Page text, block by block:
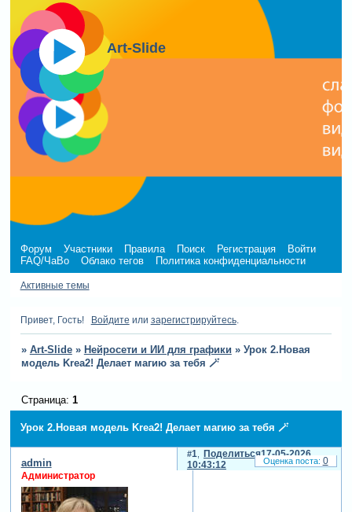
Art-Slide
Форум Участники Правила Поиск Регистрация
Войти
FAQ/ЧаВо
Облако тегов Политика конфиденциальности
Активные темы
Привет, Гость! Войдите или зарегистрируйтесь.
» Art-Slide » Нейросети и ИИ для графики » Урок 2.Новая
модель Krea2! Делает магию за тебя 🪄
Урок 2.Новая модель Krea2! Делает магию за тебя 🪄
Страница: 1
Поделиться
1
17-05-2026
10:43:12
admin
Администратор
0